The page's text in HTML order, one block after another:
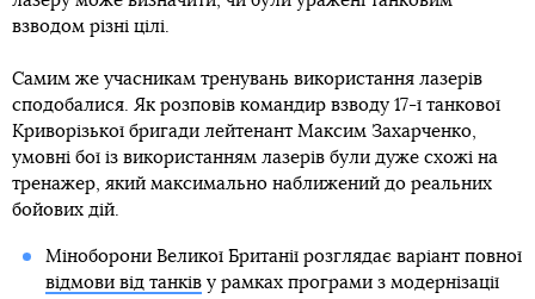
взводом різні цілі.
Самим же учасникам тренувань використання лазерів
сподобалися. Як розповів командир взводу 17-ї танкової
Криворізької бригади лейтенант Максим Захарченко,
умовні бої із використанням лазерів були дуже схожі на
тренажер, який максимально наближений до реальних
бойових дій.
Міноборони Великої Британії розглядає варіант повної
відмови від танківу рамках програми з модернізації